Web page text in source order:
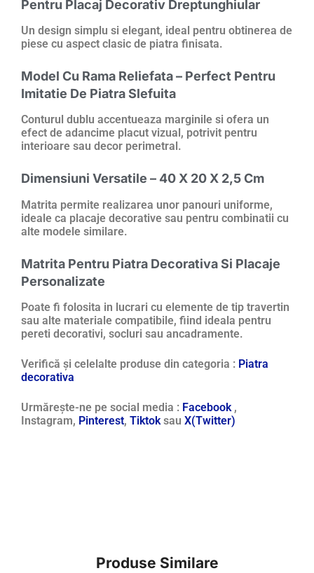
Pentru Placaj Decorativ Dreptunghiular
Un design simplu si elegant, ideal pentru obtinerea de
piese cu aspect clasic de piatra finisata.
Model Cu Rama Reliefata – Perfect Pentru
Imitatie De Piatra Slefuita
Conturul dublu accentueaza marginile si ofera un
efect de adancime placut vizual, potrivit pentru
interioare sau decor perimetral.
Dimensiuni Versatile – 40 X 20 X 2,5 Cm
Matrita permite realizarea unor panouri uniforme,
ideale ca placaje decorative sau pentru combinatii cu
alte modele similare.
Matrita Pentru Piatra Decorativa Si Placaje
Personalizate
Poate fi folosita in lucrari cu elemente de tip travertin
sau alte materiale compatibile, fiind ideala pentru
pereti decorativi, socluri sau ancadramente.
Verifică și celelalte produse din categoria : Piatra
decorativa
Urmărește-ne pe social media : Facebook ,
Instagram, Pinterest, Tiktoksau X(Twitter)
Produse Similare